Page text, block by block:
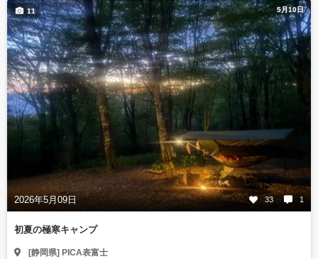
5月10日
2026年5月09日 33 1
11
初夏の極寒キャンプ
[静岡県] PICA表富士